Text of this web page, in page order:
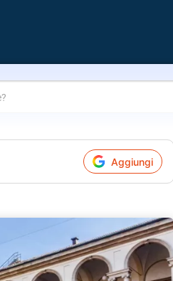
Aggiungi